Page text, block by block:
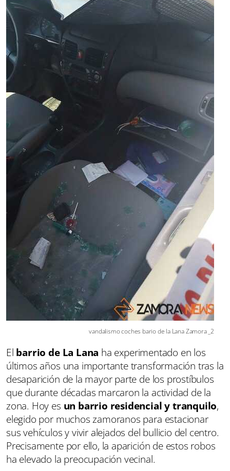
vandalismo coches bario de la Lana Zamora _2
El barrio de La Lana ha experimentado en los
últimos años una importante transformación tras la
desaparición de la mayor parte de los prostíbulos
que durante décadas marcaron la actividad de la
zona. Hoy es un barrio residencial y tranquilo,
elegido por muchos zamoranos para estacionar
sus vehículos y vivir alejados del bullicio del centro.
Precisamente por ello, la aparición de estos robos
ha elevado la preocupación vecinal.